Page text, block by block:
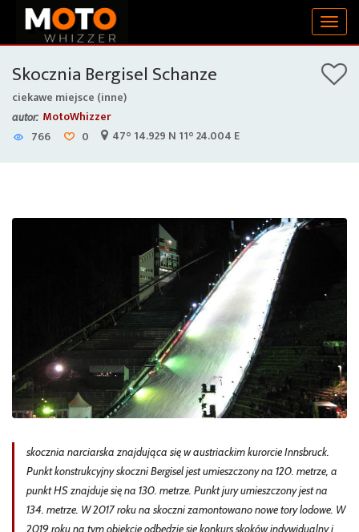
Skocznia Bergisel Schanze
ciekawe miejsce (inne)
autor: MotoWhizzer
766
0 47° 14.929 N 11° 24.004 E
skocznia narciarska znajdująca się w austriackim kurorcie Innsbruck.
Punkt konstrukcyjny skoczni Bergisel jest umieszczony na 120. metrze, a
punkt HS znajduje się na 130. metrze. Punkt jury umieszczony jest na
134. metrze. W 2017 roku na skoczni zamontowano nowe tory lodowe. W
2019 roku na tym obiekcie odbędzie się konkurs skoków indywidualny i